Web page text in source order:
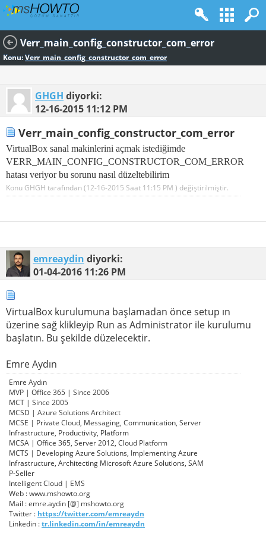
Verr_main_config_constructor_com_error
Konu:Verr_main_config_constructor_com_error
GHGH diyorki:
12-16-2015 11:12 PM
Verr_main_config_constructor_com_error
VirtualBox sanal makinlerini açmak istediğimde
VERR_MAIN_CONFIG_CONSTRUCTOR_COM_ERROR
hatası veriyor bu sorunu nasıl düzeltebilirim
Konu GHGH tarafından (12-16-2015 Saat 11:15 PM ) değiştirilmiştir.
emreaydin diyorki:
01-04-2016 11:26 PM
VirtualBox kurulumuna başlamadan önce setup ın
üzerine sağ klikleyip Run as Administrator ile kurulumu
başlatın. Bu şekilde düzelecektir.
Emre Aydın
Emre Aydın
MVP | Office 365 | Since 2006
MCT | Since 2005
MCSD | Azure Solutions Architect
MCSE | Private Cloud, Messaging, Communication, Server
Infrastructure, Productivity, Platform
MCSA | Office 365, Server 2012, Cloud Platform
MCTS | Developing Azure Solutions, Implementing Azure
Infrastructure, Architecting Microsoft Azure Solutions, SAM
P-Seller
Intelligent Cloud | EMS
Web : www.mshowto.org
Mail : emre.aydin [@] mshowto.org
Twitter : https://twitter.com/emreaydn
Linkedin :tr.linkedin.com/in/emreaydn